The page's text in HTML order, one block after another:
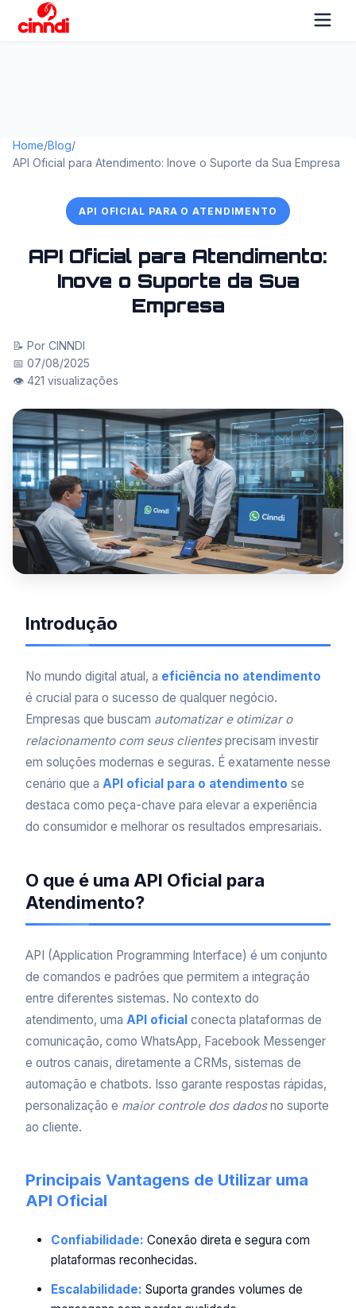
Home/Blog/
API Oficial para Atendimento: Inove o Suporte da Sua Empresa
API OFICIAL PARA O ATENDIMENTO
API Oficial para Atendimento:
Inove o Suporte da Sua
Empresa
📝 Por CINNDI
📅 07/08/2025
👁️ 421 visualizações
Introdução
No mundo digital atual, a eficiência no atendimento
é crucial para o sucesso de qualquer negócio.
Empresas que buscam automatizar e otimizar o
relacionamento com seus clientesprecisam investir
em soluções modernas e seguras. É exatamente nesse
cenário que a API oficial para o atendimento se
destaca como peça-chave para elevar a experiência
do consumidor e melhorar os resultados empresariais.
O que é uma API Oficial para
Atendimento?
API (Application Programming Interface) é um conjunto
de comandos e padrões que permitem a integração
entre diferentes sistemas. No contexto do
atendimento, uma API oficial conecta plataformas de
comunicação, como WhatsApp, Facebook Messenger
e outros canais, diretamente a CRMs, sistemas de
automação e chatbots. Isso garante respostas rápidas,
personalização e maior controle dos dadosno suporte
ao cliente.
Principais Vantagens de Utilizar uma
API Oficial
Confiabilidade: Conexão direta e segura com
plataformas reconhecidas.
Escalabilidade: Suporta grandes volumes de